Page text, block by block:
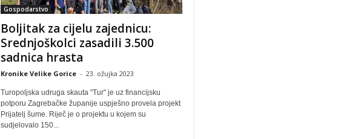
Gospodarstvo
Boljitak za cijelu zajednicu:
Srednjoškolci zasadili 3.500
sadnica hrasta
Kronike Velike Gorice - 23. ožujka 2023
Turopoljska udruga skauta "Tur" je uz financijsku
potporu Zagrebačke županije uspješno provela projekt
Prijatelj šume. Riječ je o projektu u kojem su
sudjelovalo 150...